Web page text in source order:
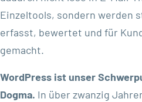
Einzeltools, sondern werden
erfasst, bewertet und für
gemacht.
WordPress ist unser
Dogma. In über zwanzig